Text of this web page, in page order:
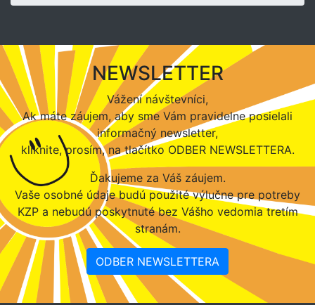
NEWSLETTER
Vážení návštevníci,
Ak máte záujem, aby sme Vám pravidelne posielali
informačný newsletter,
kliknite, prosím, na tlačítko ODBER NEWSLETTERA.
Ďakujeme za Váš záujem.
Vaše osobné údaje budú použité výlučne pre potreby
KZP a nebudú poskytnuté bez Vášho vedomia tretím
stranám.
ODBER NEWSLETTERA